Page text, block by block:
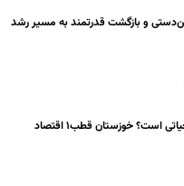
و بازگشت قدرتمند به مسیر رشد
است؟ خوزستان قطب۱ اقتصاد